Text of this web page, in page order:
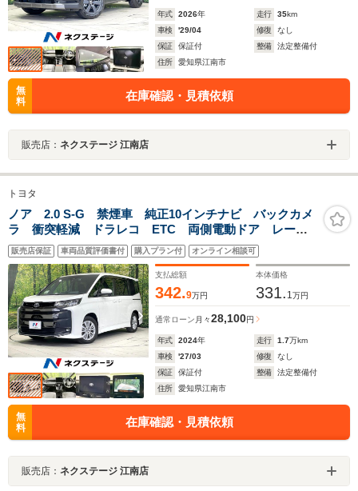
年式 2026年 走行 35km
車検
'29/04 修復
なし
保証
保証付 整備
法定整備付
住所
愛知県江南市
無
料
在庫確認・見積依頼
販売店： ネクステージ 江南店
トヨタ
ノア 2.0 S-G 禁煙車 純正10インチナビ バックカメ
ラ 衝突軽減 ドラレコ ETC 両側電動ドア レーダ
ークルーズ シートヒーター コーナーセンサー スマ
ートキー LEDヘッド オートハイビーム 純正17イン
チAW
販売店保証 車両品質評価書付 購入プラン付 オンライン相談可
支払総額
342.9万円
本体価格
331. 1万円
通常ローン 月々28,100円
年式 2024年 走行 1.7万km
車検
'27/03 修復
なし
保証
保証付 整備
法定整備付
住所
愛知県江南市
無
料
在庫確認・見積依頼
販売店： ネクステージ 江南店